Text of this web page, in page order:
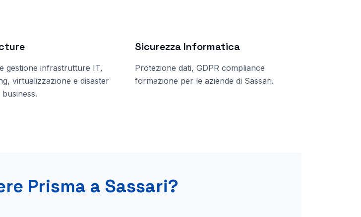
gestione infrastrutture IT,
virtualizzazione e disaster
Sicurezza Informatica
Protezione dati, GDPR compliance
formazione per le aziende di Sassari.
Prisma a Sassari?